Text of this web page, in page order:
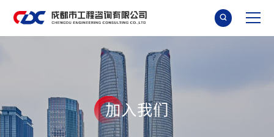

加入 我们